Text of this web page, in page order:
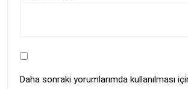
Daha sonraki yorumlarımda kullanılması